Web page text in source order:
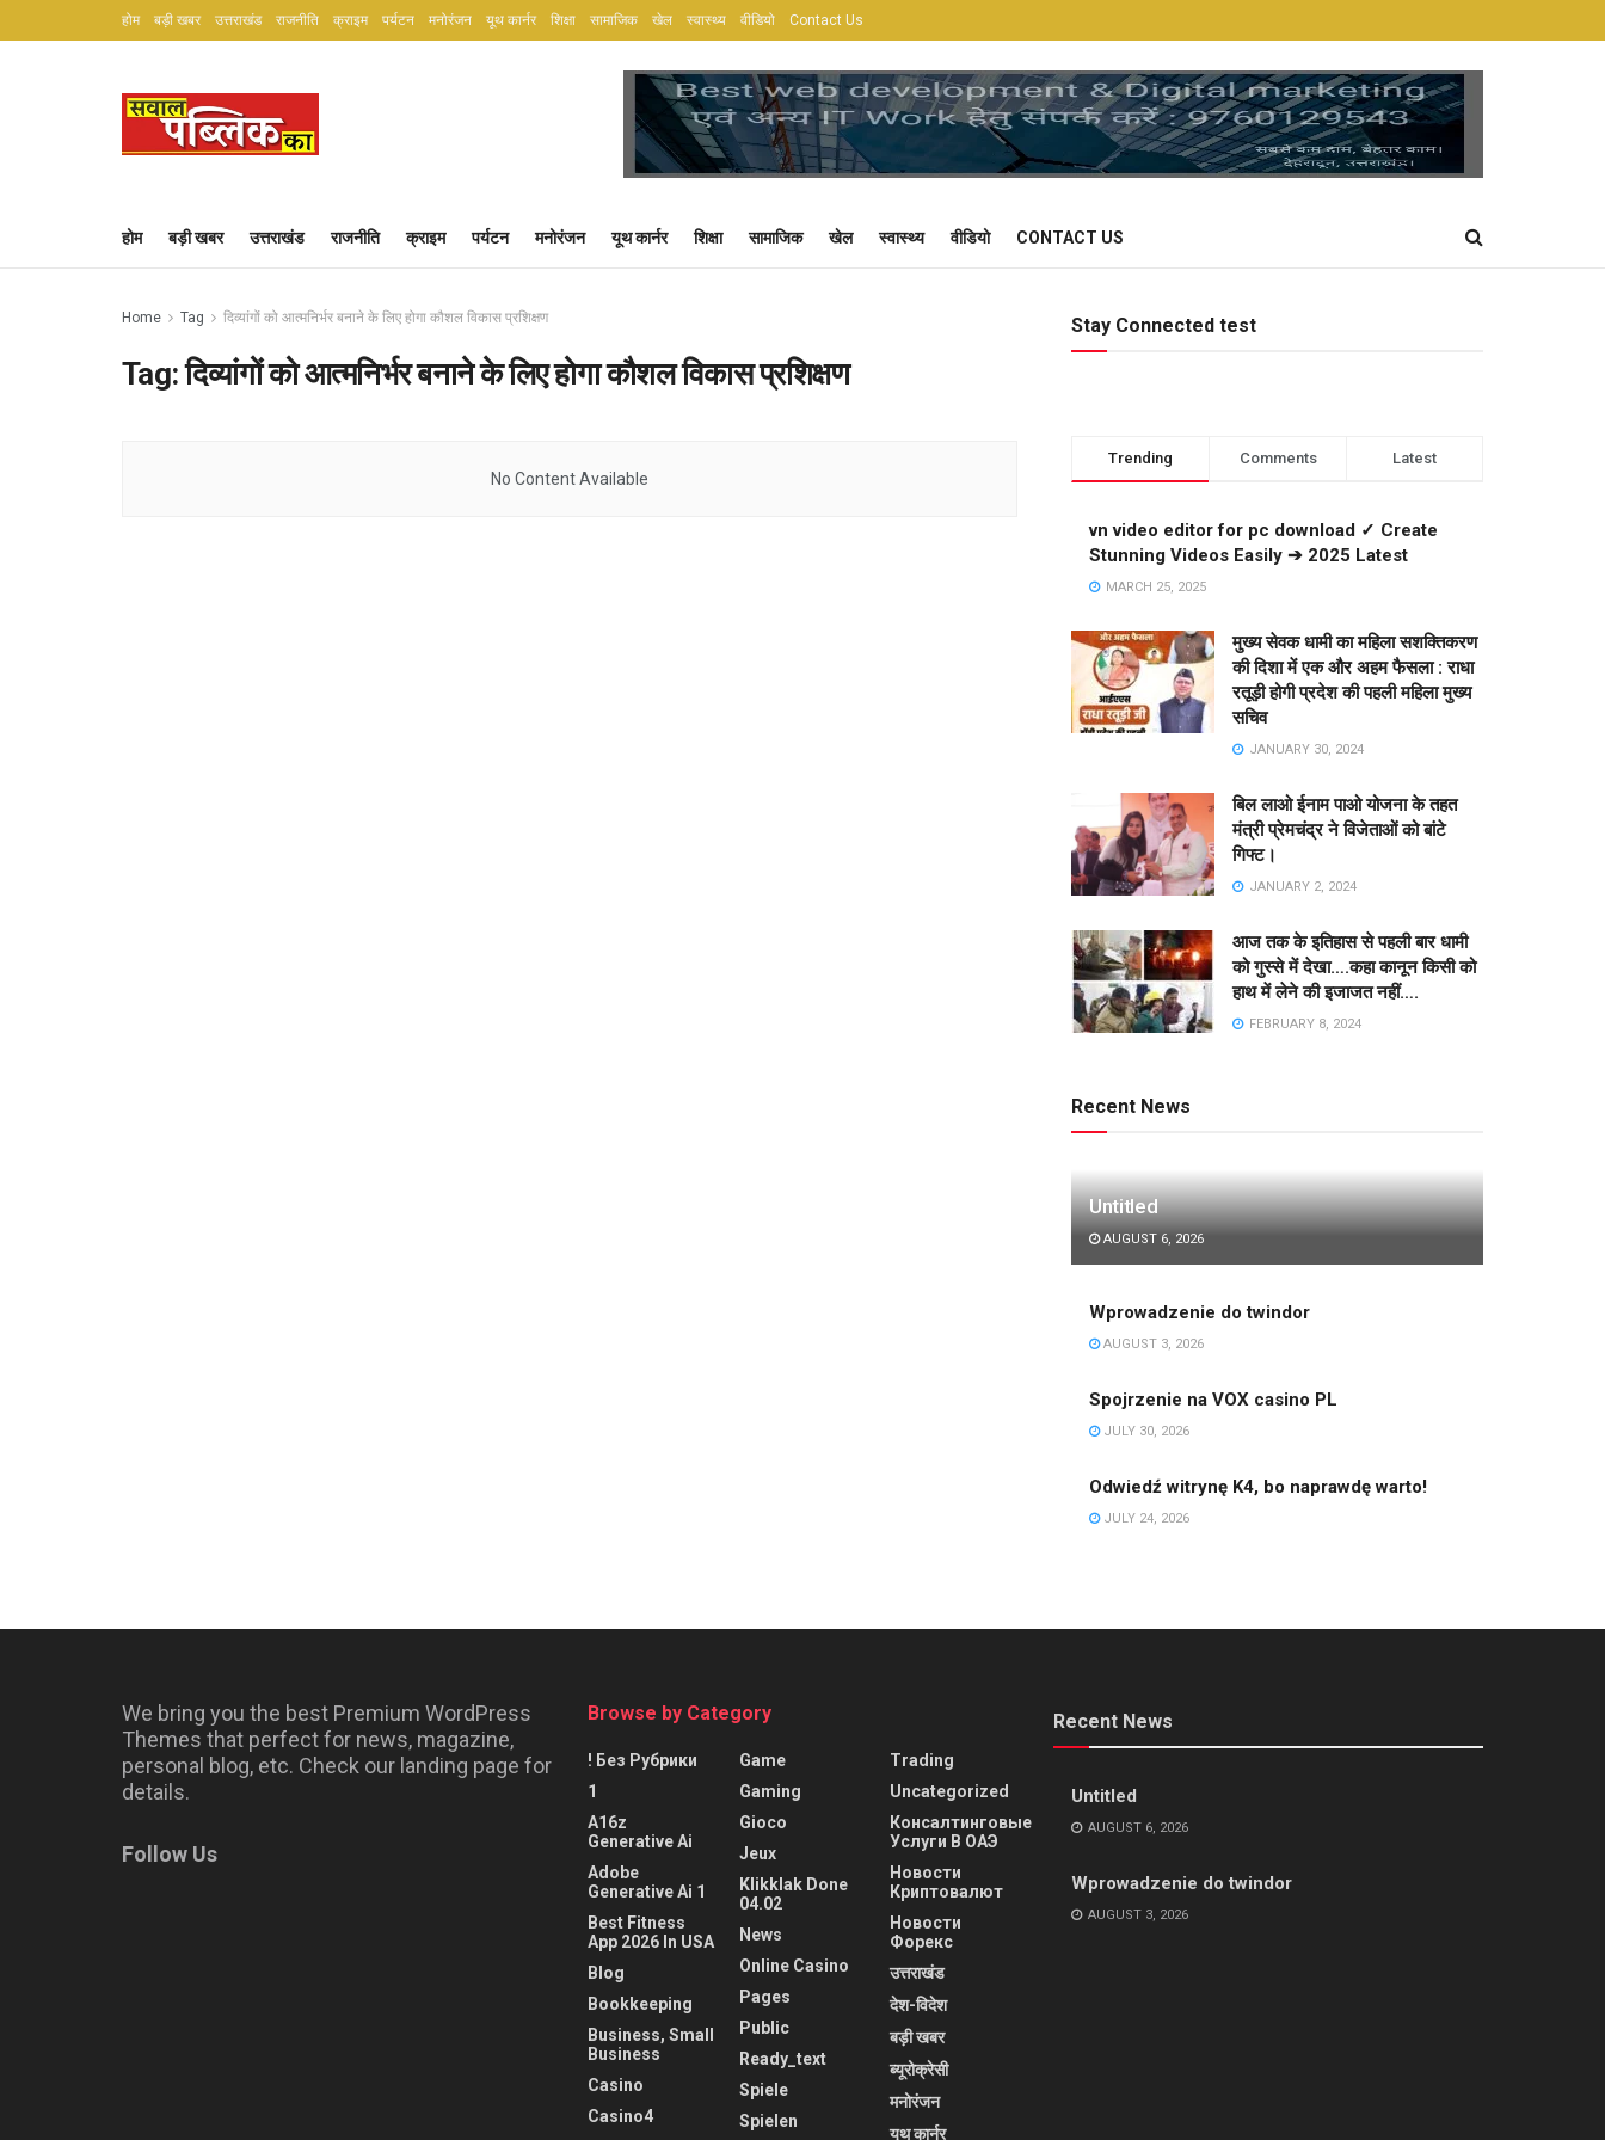
होम बड़ी खबर उत्तराखंड राजनीति क्राइम पर्यटन मनोरंजन यूथ कार्नर शिक्षा सामाजिक खेल स्वास्थ्य वीडियो Contact Us
होम बड़ी खबर उत्तराखंड राजनीति क्राइम पर्यटन मनोरंजन यूथ कार्नर शिक्षा सामाजिक खेल स्वास्थ्य वीडियो CONTACT US
Home Tag दिव्यांगों को आत्मनिर्भर बनाने के लिए होगा कौशल विकास प्रशिक्षण
Tag:दिव्यांगों को आत्मनिर्भर बनाने के लिए होगा कौशल विकास प्रशिक्षण
No Content Available
Stay Connected test
Trending Comments Latest
vn video editor for pc download ✓ Create
Stunning Videos Easily ➔ 2025 Latest
MARCH 25, 2025
मुख्य सेवक धामी का महिला सशक्तिकरण
की दिशा में एक और अहम फैसला : राधा
रतूड़ी होगी प्रदेश की पहली महिला मुख्य
सचिव
JANUARY 30, 2024
बिल लाओ ईनाम पाओ योजना के तहत
मंत्री प्रेमचंद्र ने विजेताओं को बांटे
गिफ्ट।
JANUARY 2, 2024
आज तक के इतिहास से पहली बार धामी
को गुस्से में देखा….कहा कानून किसी को
हाथ में लेने की इजाजत नहीं….
FEBRUARY 8, 2024
Recent News
Untitled
AUGUST 6, 2026
Wprowadzenie do twindor
AUGUST 3, 2026
Spojrzenie na VOX casino PL
JULY 30, 2026
Odwiedź witrynę K4, bo naprawdę warto!
JULY 24, 2026
We bring you the best Premium WordPress
Themes that perfect for news, magazine,
personal blog, etc. Check our landing page for
details.
Follow Us
Browse by Category
! Без Рубрики
1
A16z
Generative Ai
Adobe
Generative Ai 1
Best Fitness
App 2026 In USA
Blog
Bookkeeping
Business, Small
Business
Casino
Casino4
Game
Gaming
Gioco
Jeux
Klikklak Done
04.02
News
Online Casino
Pages
Public
Ready_text
Spiele
Spielen
Trading
Uncategorized
Консалтинговые
Услуги В ОАЭ
Новости
Криптовалют
Новости
Форекс
उत्तराखंड
देश-विदेश
बड़ी खबर
ब्यूरोक्रेसी
मनोरंजन
यूथ कार्नर
Recent News
Untitled
AUGUST 6, 2026
Wprowadzenie do twindor
AUGUST 3, 2026